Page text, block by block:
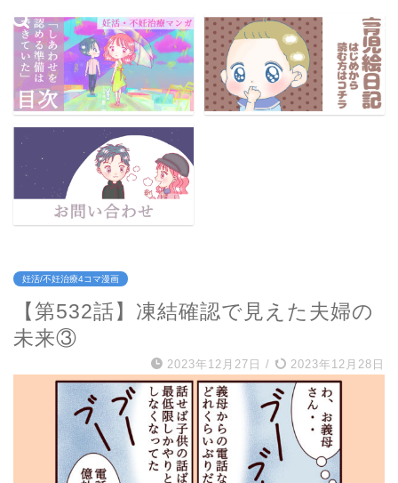
妊活/不妊治療4コマ漫画
【第532話】凍結確認で見えた夫婦の
未来③
2023年12月27日 / 2023年12月28日